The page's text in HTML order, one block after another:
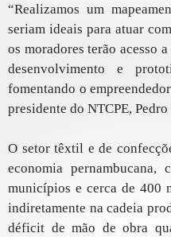
“Realizamos um
seriam ideais para atuar
os moradores terão acesso
desenvolvimento e
fomentando o
presidente do NTCPE,
O setor têxtil e de
economia
municípios e cerca de 400
indiretamente na cadeia
déficit de mão de obra